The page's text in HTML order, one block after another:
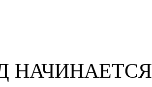
НАЧИНАЕТСЯ